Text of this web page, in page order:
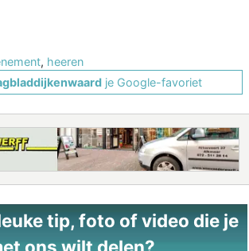
, heeren
je Google-favoriet
tip, foto of video die je
ons wilt delen?